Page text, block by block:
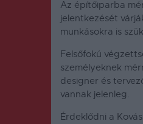
Az építőiparba
jelentkezését
munkásokra is
Felsőfokú
személyeknek
designer és
vannak jelenleg.
Érdeklődni a